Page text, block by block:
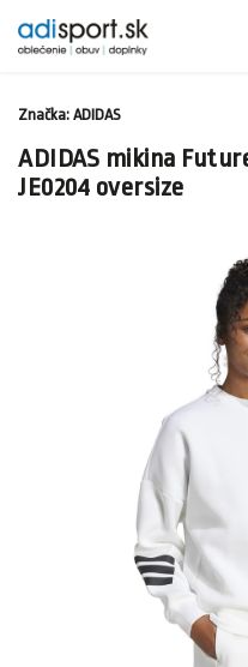
ADIDAS mikina
JE0204 oversize
Značka: ADIDAS